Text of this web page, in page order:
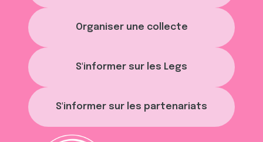
Organiser une collecte
S'informer sur les Legs
S'informer sur les partenariats